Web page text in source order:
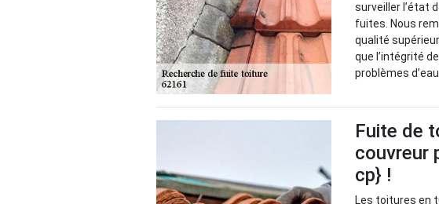
surveiller l’état
fuites. Nous
qualité
que l’intégrité
problèmes d’eau.
Fuite de
couvreur
cp} !
Les toitures en